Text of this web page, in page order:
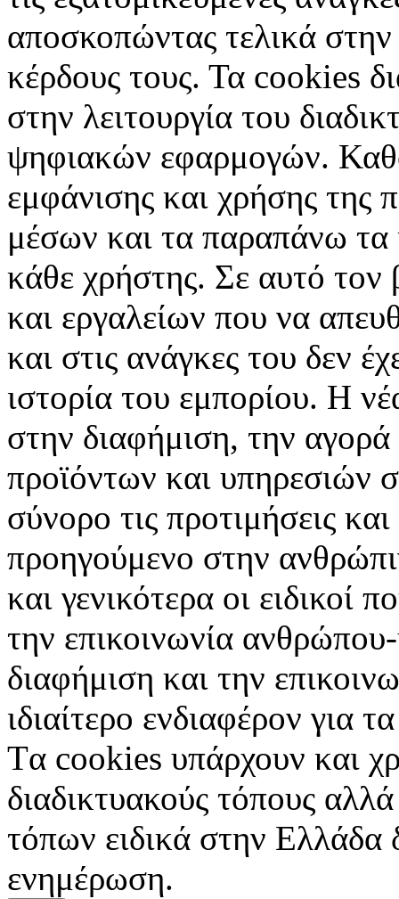
αποσκοπώντας τελικά
κέρδους τους. Τα cookies
στην λειτουργία του
ψηφιακών εφαρμογών.
εμφάνισης και χρήσης της
μέσων και τα παραπάνω τα
κάθε χρήστης. Σε αυτό
και εργαλείων που να
και στις ανάγκες του δεν
ιστορία του εμπορίου. Η
στην διαφήμιση, την
προϊόντων και υπηρεσιών
σύνορο τις προτιμήσεις
προηγούμενο στην
και γενικότερα οι ειδικοί
την επικοινωνία
διαφήμιση και την
ιδιαίτερο ενδιαφέρον για
Tα cookies υπάρχουν και
διαδικτυακούς τόπους
τόπων ειδικά στην Ελλάδα
ενημέρωση.